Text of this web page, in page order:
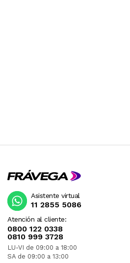
Atención al cliente:
0800 122 0338
0810 999 3728
LU-VI de 09:00 a 18:00
SA de 09:00 a 13:00
Asistente virtual
11 2855 5086